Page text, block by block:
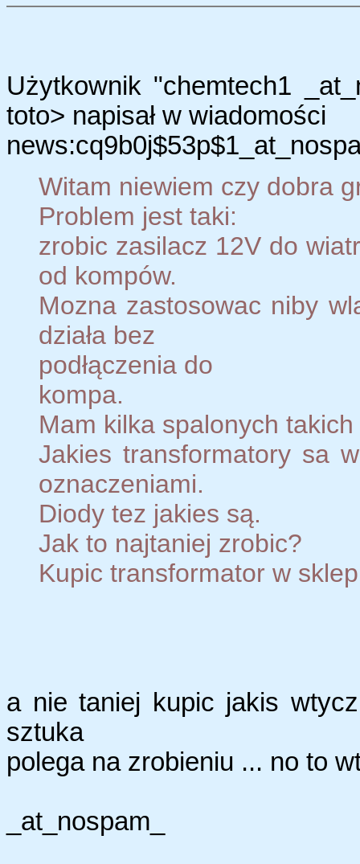
Użytkownik "chemtech1
toto> napisał w wiadomości
Witam niewiem czy dobra
Problem jest taki:
zrobic zasilacz 12V do
od kompów.
Mozna zastosowac niby
działa bez
podłączenia do
kompa.
Mam kilka spalonych
Jakies transformatory sa
oznaczeniami.
Diody tez jakies są.
Jak to najtaniej zrobic?
Kupic transformator w
a nie taniej kupic jakis
sztuka
polega na zrobieniu ... no to
_at_nospam_